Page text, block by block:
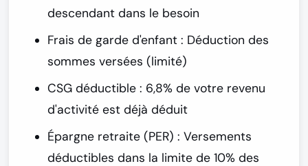
descendant dans le besoin
Frais de garde d'enfant : Déduction des
sommes versées (limité)
CSG déductible : 6,8% de votre revenu
d'activité est déjà déduit
Épargne retraite (PER) : Versements
déductibles dans la limite de 10% des